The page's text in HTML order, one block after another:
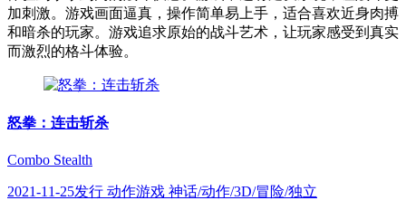
加刺激。游戏画面逼真，操作简单易上手，适合喜欢近身肉搏
和暗杀的玩家。游戏追求原始的战斗艺术，让玩家感受到真实
而激烈的格斗体验。
怒拳：连击斩杀
Combo Stealth
2021-11-25发行 动作游戏 神话/动作/3D/冒险/独立